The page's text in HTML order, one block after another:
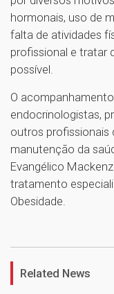
hormonais, uso de
falta de atividades
profissional e tratar
possível.
O
endocrinologistas,
outros profissionais
manutenção da
Evangélico
tratamento
Obesidade.
Related News